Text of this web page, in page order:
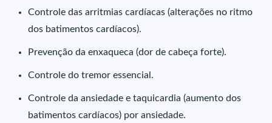
Controle das arritmias cardíacas (alterações no ritmo
dos batimentos cardíacos).
Prevenção da enxaqueca (dor de cabeça forte).
Controle do tremor essencial.
Controle da ansiedade e taquicardia (aumento dos
batimentos cardíacos) por ansiedade.